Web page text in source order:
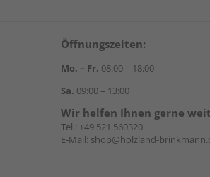
Öffnungszeiten:
Mo. – Fr. 08:00 – 18:00
Sa. 09:00 – 13:00
Wir helfen Ihnen gerne
Tel.: +49 521 560320
E-Mail: shop@holzland-